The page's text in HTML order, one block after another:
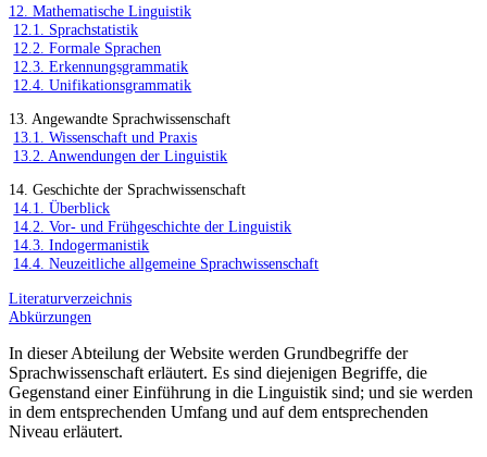
12. Mathematische Linguistik
12.1. Sprachstatistik
12.2. Formale Sprachen
12.3. Erkennungsgrammatik
12.4. Unifikationsgrammatik
13. Angewandte Sprachwissenschaft
13.1. Wissenschaft und Praxis
13.2. Anwendungen der Linguistik
14. Geschichte der Sprachwissenschaft
14.1. Überblick
14.2. Vor- und Frühgeschichte der Linguistik
14.3. Indogermanistik
14.4. Neuzeitliche allgemeine Sprachwissenschaft
Literaturverzeichnis
Abkürzungen
In dieser Abteilung der Website werden Grundbegriffe der
Sprachwissenschaft erläutert. Es sind diejenigen Begriffe, die
Gegenstand einer Einführung in die Linguistik sind; und sie werden
in dem entsprechenden Umfang und auf dem entsprechenden
Niveau erläutert.